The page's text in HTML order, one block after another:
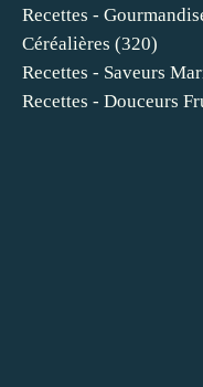
Recettes -
Céréalières (320)
Recettes - Saveurs
Recettes - Douceurs